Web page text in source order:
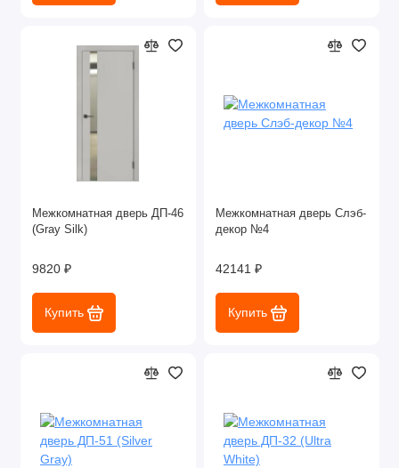
Межкомнатная дверь ДП-46
(Gray Silk)
9820 ₽
Купить
Межкомнатная дверь Слэб-
декор №4
42141 ₽
Купить